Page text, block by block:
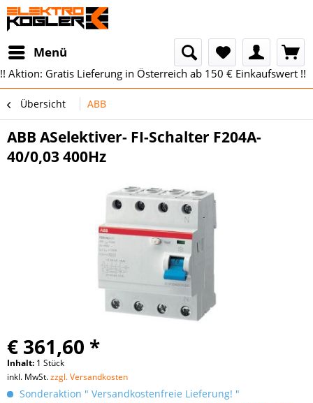
Menü
!! Aktion: Gratis Lieferung in Österreich ab 150 € Einkaufswert !!
Übersicht ABB
ABB ASelektiver- FI-Schalter F204A-
40/0,03 400Hz
€ 361,60 *
Inhalt: 1 Stück
inkl. MwSt.zzgl. Versandkosten
Sonderaktion " Versandkostenfreie Lieferung! "